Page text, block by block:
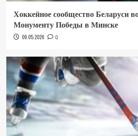
Хоккейное сообщество Беларуси
Монументу Победы в Минске
09.05.2026 0